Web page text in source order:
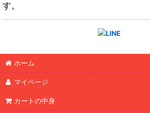
す。
ホーム
マイページ
カートの中身